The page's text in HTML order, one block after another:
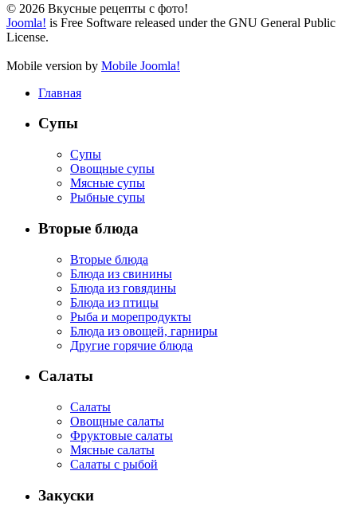
© 2026 Вкусные рецепты с фото!
Joomla! is Free Software released under the GNU General Public
License.
Mobile version by Mobile Joomla!
Главная
Супы
Супы
Овощные супы
Мясные супы
Рыбные супы
Вторые блюда
Вторые блюда
Блюда из свинины
Блюда из говядины
Блюда из птицы
Рыба и морепродукты
Блюда из овощей, гарниры
Другие горячие блюда
Салаты
Салаты
Овощные салаты
Фруктовые салаты
Мясные салаты
Салаты с рыбой
Закуски